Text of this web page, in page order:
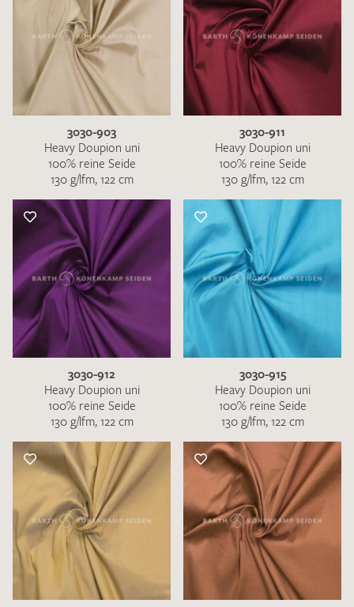
3030-903
Heavy Doupion uni
100% reine Seide
130 g/lfm, 122 cm
3030-911
Heavy Doupion uni
100% reine Seide
130 g/lfm, 122 cm
3030-912
Heavy Doupion uni
100% reine Seide
130 g/lfm, 122 cm
3030-915
Heavy Doupion uni
100% reine Seide
130 g/lfm, 122 cm